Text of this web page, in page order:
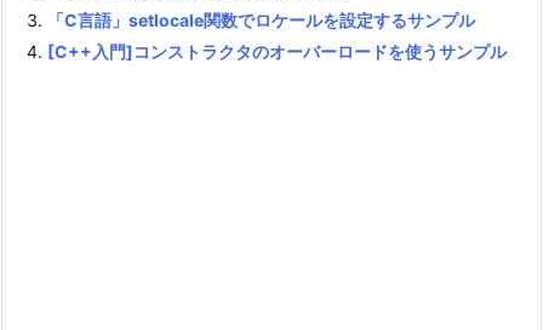
「C言語」setlocale関数でロケールを設定するサンプル
[C++入門]コンストラクタのオーバーロードを使うサンプル